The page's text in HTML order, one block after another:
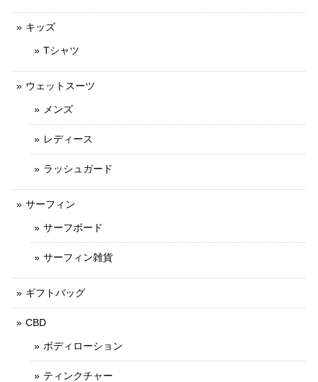
キッズ
Tシャツ
ウェットスーツ
メンズ
レディース
ラッシュガード
サーフィン
サーフボード
サーフィン雑貨
ギフトバッグ
CBD
ボディローション
ティンクチャー